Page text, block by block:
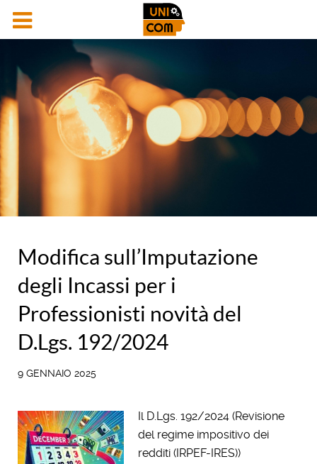
Modifica sull’Imputazione
degli Incassi per i
Professionisti novità del
D.Lgs. 192/2024
9 GENNAIO 2025
Il D.Lgs. 192/2024 (Revisione
del regime impositivo dei
redditi (IRPEF-IRES))